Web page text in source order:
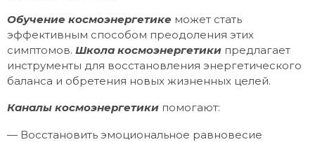
Обучение космоэнергетике может стать
эффективным способом преодоления этих
симптомов. Школа космоэнергетики предлагает
инструменты для восстановления энергетического
баланса и обретения новых жизненных целей.
Каналы космоэнергетики помогают:
— Восстановить эмоциональное равновесие